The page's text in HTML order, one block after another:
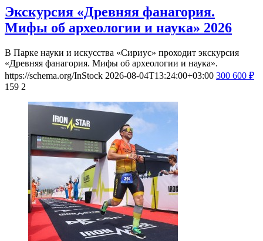
Экскурсия «Древняя фанагория.
Мифы об археологии и наука» 2026
В Парке науки и искусства «Сириус» проходит экскурсия
«Древняя фанагория. Мифы об археологии и наука».
https://schema.org/InStock 2026-08-04T13:24:00+03:00 300 600 ₽
159 2